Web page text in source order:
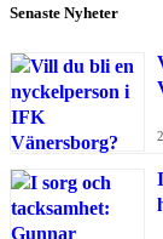
Senaste Nyheter